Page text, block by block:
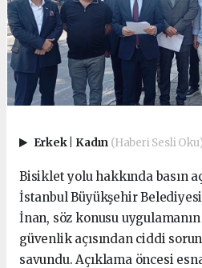
Erkek Kadın (Haberi Sesli
Bisiklet yolu hakkında basın
İstanbul Büyükşehir
İnan, söz konusu
güvenlik açısından ciddi
savundu. Açıklama öncesi